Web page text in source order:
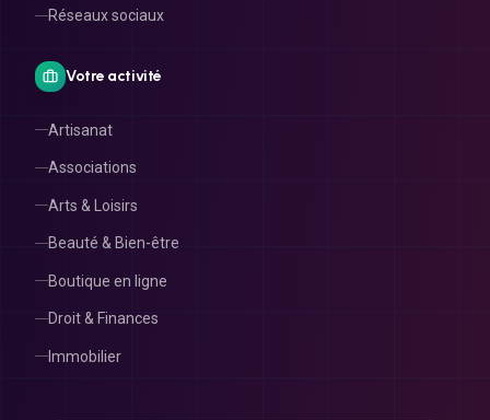
Réseaux sociaux
Votre activité
Artisanat
Associations
Arts & Loisirs
Beauté & Bien-être
Boutique en ligne
Droit & Finances
Immobilier